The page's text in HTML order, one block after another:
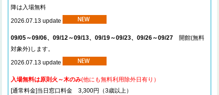
降は入場無料
2026.07.13 update
09/05～09/06、09/12～09/13、09/19～09/23、09/26～09/27開館(無料
対象外)します。
2026.07.13 update
入場無料は原則火～木のみ(他にも無料利用除外日有り）
[通常料金]当日窓口料金 3,300円（3歳以上）